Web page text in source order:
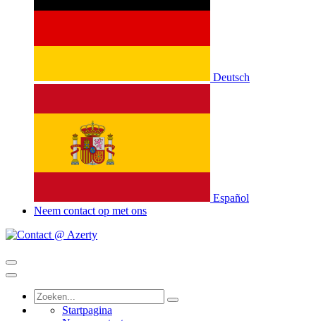
Deutsch
Español
Neem contact op met ons
Startpagina